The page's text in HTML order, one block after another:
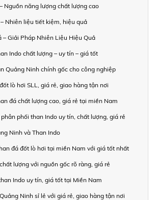
Nguồn năng lượng chất lượng cao
Nhiên liệu tiết kiệm, hiệu quả
– Giải Pháp Nhiên Liệu Hiệu Quả
Indo chất lượng – uy tín – giá tốt
Quảng Ninh chính gốc cho công nghiệp
lò hơi SLL, giá rẻ, giao hàng tận nơi
đá chất lượng cao, giá rẻ tại miền Nam
phối than Indo uy tín, chất lượng, giá rẻ
Ninh và Than Indo
đá đốt lò hơi tại miền Nam với giá tốt nhất
lượng với nguồn gốc rõ ràng, giá rẻ
Indo uy tín, giá tốt tại Miền Nam
Ninh sỉ lẻ với giá rẻ, giao hàng tận nơi